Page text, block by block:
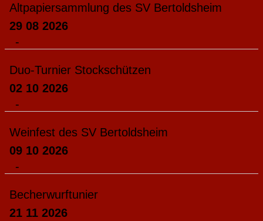
Altpapiersammlung des SV Bertoldsheim
29 08 2026
-
Duo-Turnier Stockschützen
02 10 2026
-
Weinfest des SV Bertoldsheim
09 10 2026
-
Becherwurftunier
21 11 2026